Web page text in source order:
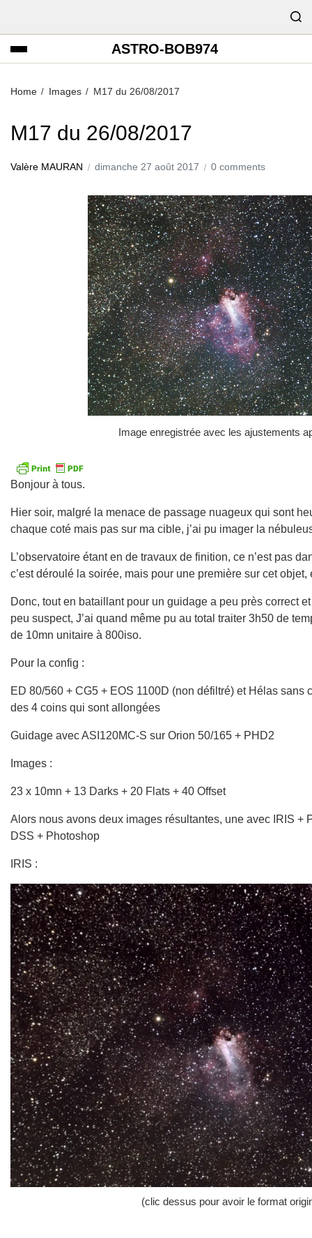
ASTRO-BOB974
Home Images M17 du 26/08/2017
M17 du 26/08/2017
Valère MAURAN dimanche 27 août 2017 0 comments
Image enregistrée avec les ajustements
Bonjour à tous.
Hier soir, malgré la menace de passage nuageux qui sont
chaque coté mais pas sur ma cible, j’ai pu imager la
L’observatoire étant en de travaux de finition, ce n’est pas
c’est déroulé la soirée, mais pour une première sur cet objet,
Donc, tout en bataillant pour un guidage a peu près correct
peu suspect, J’ai quand même pu au total traiter 3h50 de
de 10mn unitaire à 800iso.
Pour la config :
ED 80/560 + CG5 + EOS 1100D (non défiltré) et Hélas sans
des 4 coins qui sont allongées
Guidage avec ASI120MC-S sur Orion 50/165 + PHD2
Images :
23 x 10mn + 13 Darks + 20 Flats + 40 Offset
Alors nous avons deux images résultantes, une avec IRIS +
DSS + Photoshop
IRIS :
(clic dessus pour avoir le format